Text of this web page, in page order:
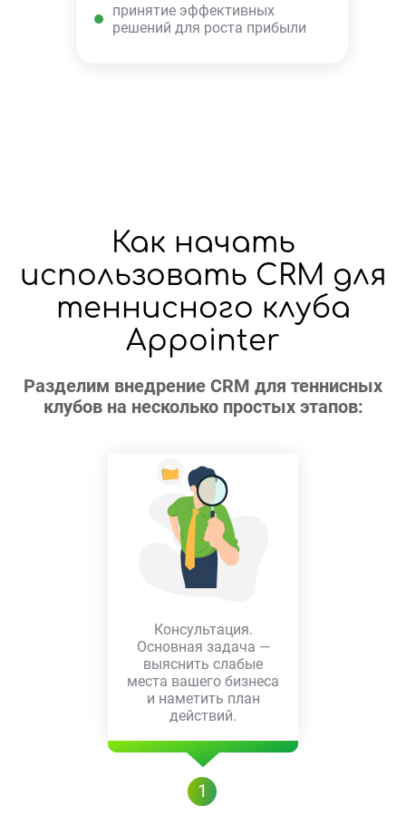
принятие эффективных
решений для роста прибыли
Как начать
использовать CRM для
теннисного клуба
Appointer
Разделим внедрение CRM для теннисных
клубов на несколько простых этапов:
Консультация.
Основная задача —
выяснить слабые
места вашего бизнеса
и наметить план
действий.
1